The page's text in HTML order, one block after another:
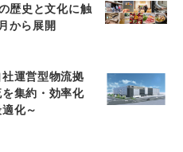
歴史と文化に触
から展開
運営型物流拠
集約・効率化
化～